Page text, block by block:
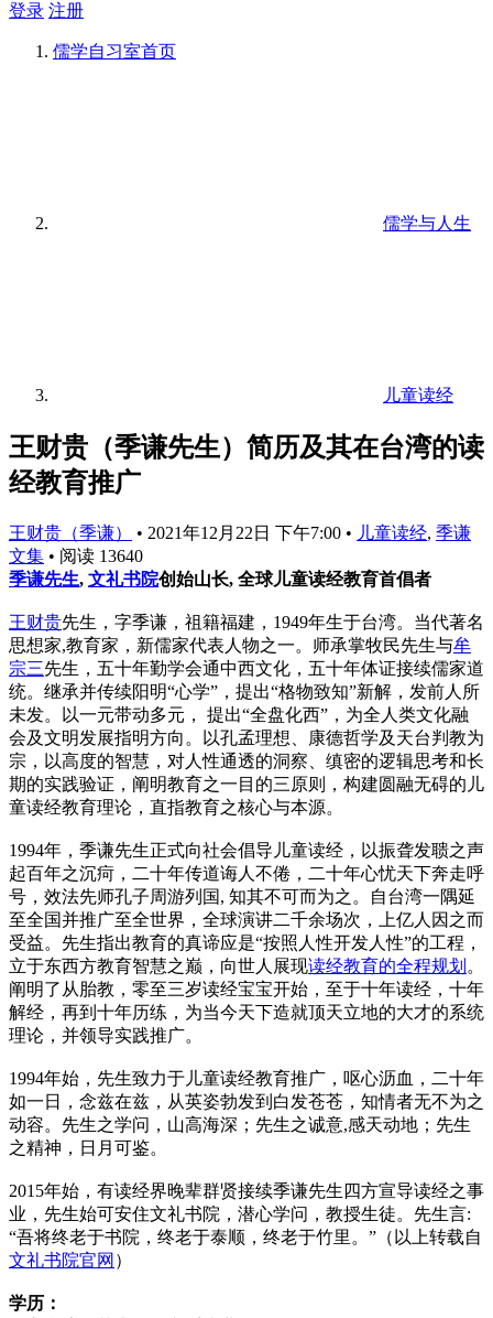
登录 注册
儒学自习室首页
儒学与人生
儿童读经
王财贵（季谦先生）简历及其在台湾的读
经教育推广
王财贵（季谦） • 2021年12月22日 下午7:00 • 儿童读经, 季谦
文集 • 阅读 13640
季谦先生, 文礼书院创始山长, 全球儿童读经教育首倡者
王财贵先生，字季谦，祖籍福建，1949年生于台湾。当代著名
思想家,教育家，新儒家代表人物之一。师承掌牧民先生与牟
宗三先生，五十年勤学会通中西文化，五十年体证接续儒家道
统。继承并传续阳明“心学”，提出“格物致知”新解，发前人所
未发。以一元带动多元， 提出“全盘化西”，为全人类文化融
会及文明发展指明方向。以孔孟理想、康德哲学及天台判教为
宗，以高度的智慧，对人性通透的洞察、缜密的逻辑思考和长
期的实践验证，阐明教育之一目的三原则，构建圆融无碍的儿
童读经教育理论，直指教育之核心与本源。
1994年，季谦先生正式向社会倡导儿童读经，以振聋发聩之声
起百年之沉疴，二十年传道诲人不倦，二十年心忧天下奔走呼
号，效法先师孔子周游列国, 知其不可而为之。自台湾一隅延
至全国并推广至全世界，全球演讲二千余场次，上亿人因之而
受益。先生指出教育的真谛应是“按照人性开发人性”的工程，
立于东西方教育智慧之巅，向世人展现读经教育的全程规划 。
阐明了从胎教，零至三岁读经宝宝开始，至于十年读经，十年
解经，再到十年历练，为当今天下造就顶天立地的大才的系统
理论，并领导实践推广。
1994年始，先生致力于儿童读经教育推广，呕心沥血，二十年
如一日，念兹在兹，从英姿勃发到白发苍苍，知情者无不为之
动容。先生之学问，山高海深；先生之诚意,感天动地；先生
之精神，日月可鉴。
2015年始，有读经界晚辈群贤接续季谦先生四方宣导读经之事
业，先生始可安住文礼书院，潜心学问，教授生徒。先生言:
“吾将终老于书院，终老于泰顺，终老于竹里。”（以上转载自
文礼书院官网 ）
学历：